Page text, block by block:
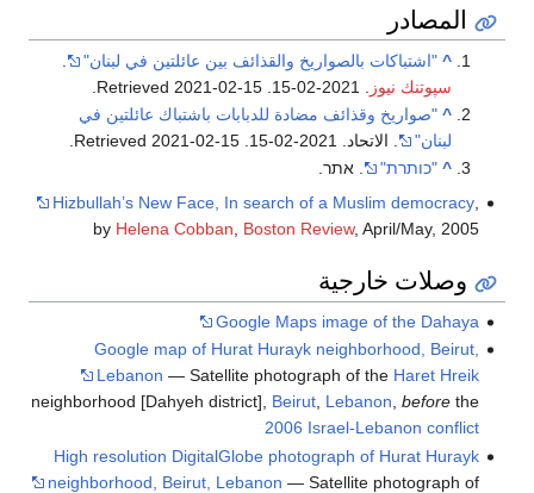
المصادر
^ "اشتباكات بالصواريخ والقذائف بين عائلتين في لبنان"
سپوتنك نيوز
2021-02-15
^ "صواريخ وقذائف مضادة للدبابات باشتباك عائلتين في
لبنان"
. الاتحاد. 2021-02-15 2021-02-15
^ "כותרת"
. אתר.
Hizbullah’s New Face, In search of a Muslim democracy,
by Helena Cobban, Boston Review, April/May, 2005
وصلات خارجية
Google Maps image of the Dahaya
Google map of Hurat Hurayk neighborhood, Beirut,
Lebanon — Satellite photograph of the Haret Hreik
neighborhood [Dahyeh district], Beirut, Lebanon beforethe
2006 Israel-Lebanon conflict
High resolution DigitalGlobe photograph of Hurat Hurayk
neighborhood, Beirut, Lebanon — Satellite photograph of